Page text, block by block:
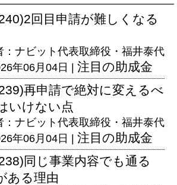
回目申請が難しくなる
：ナビット代表取締役・福井泰代
年06月04日 | 注目の助成金
再申請で絶対に変えるべ
いけない点
：ナビット代表取締役・福井泰代
年06月04日 | 注目の助成金
同じ事業内容でも通る
ある理由